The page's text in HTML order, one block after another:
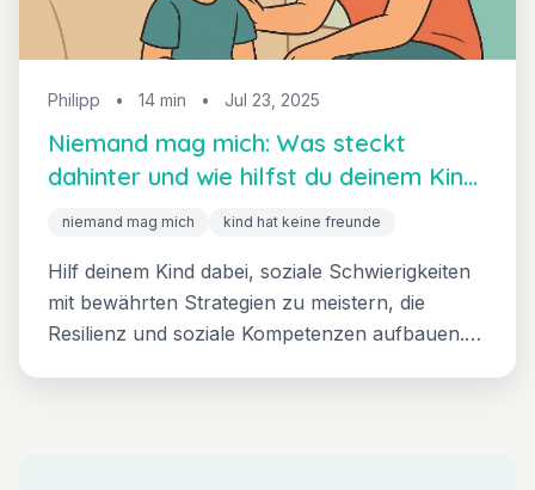
Philipp • 14 min • Jul 23, 2025
Niemand mag mich: Was steckt
dahinter und wie hilfst du deinem Kind
wirklich?
niemand mag mich kind hat keine freunde
Hilf deinem Kind dabei, soziale Schwierigkeiten
mit bewährten Strategien zu meistern, die
Resilienz und soziale Kompetenzen aufbauen.